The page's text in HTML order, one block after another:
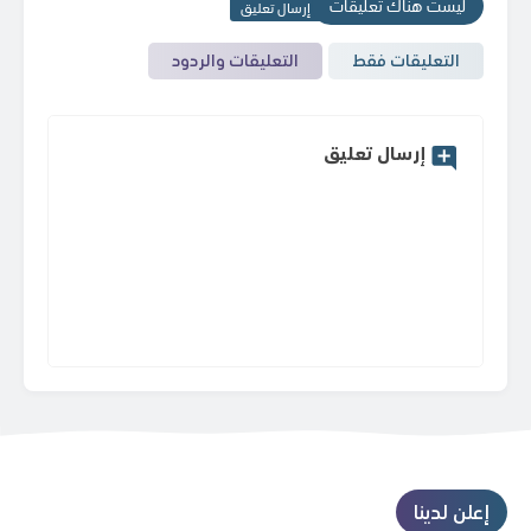
إرسال تعليق
التعليقات فقط التعليقات والردود
إرسال تعليق
إعلن لدينا